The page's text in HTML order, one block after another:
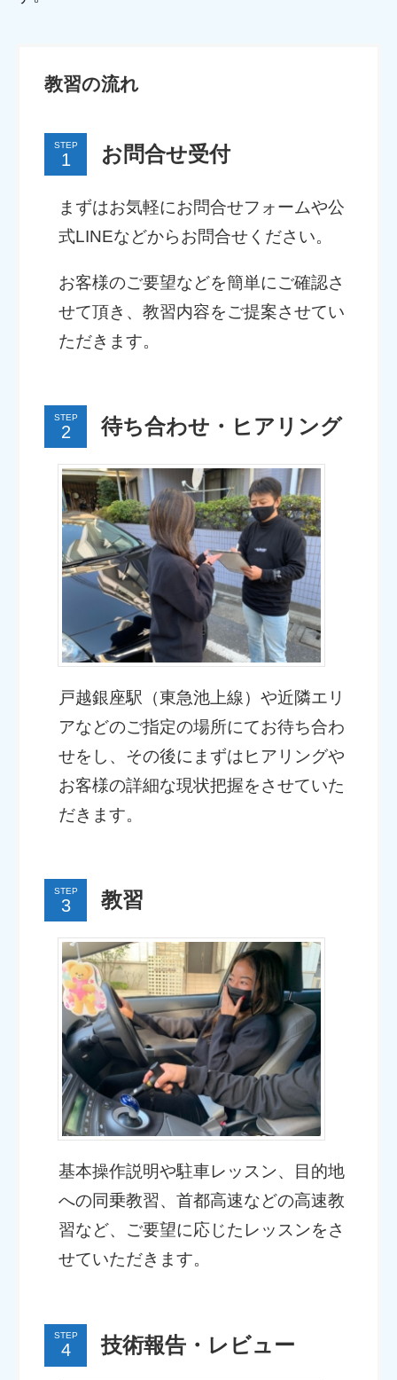
教習の流れ
STEP お問合せ受付
まずはお気軽にお問合せフォームや公
式LINEなどからお問合せください。
お客様のご要望などを簡単にご確認さ
せて頂き、教習内容をご提案させてい
ただきます。
STEP 待ち合わせ・ヒアリング
戸越銀座駅（東急池上線）や近隣エリ
アなどのご指定の場所にてお待ち合わ
せをし、その後にまずはヒアリングや
お客様の詳細な現状把握をさせていた
だきます。
STEP 教習
基本操作説明や駐車レッスン、目的地
への同乗教習、首都高速などの高速教
習など、ご要望に応じたレッスンをさ
せていただきます。
STEP 技術報告・レビュー